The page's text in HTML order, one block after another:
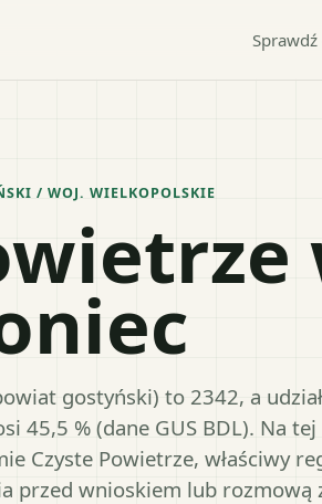
/ WOJ. WIELKOPOLSKIE
gostyński) to 2342, a udział
45,5 % (dane GUS BDL). Na
Czyste Powietrze, właściwy
przed wnioskiem lub rozmową